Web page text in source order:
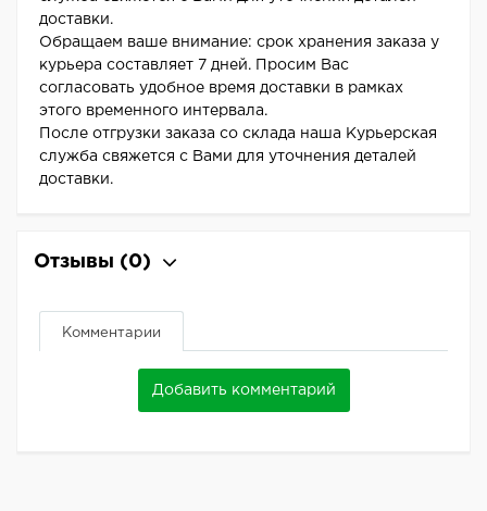
доставки.
Обращаем ваше внимание: срок хранения заказа у
курьера составляет 7 дней. Просим Вас
согласовать удобное время доставки в рамках
этого временного интервала.
После отгрузки заказа со склада наша Курьерская
служба свяжется с Вами для уточнения деталей
доставки.
Отзывы (0)
Комментарии
Добавить комментарий